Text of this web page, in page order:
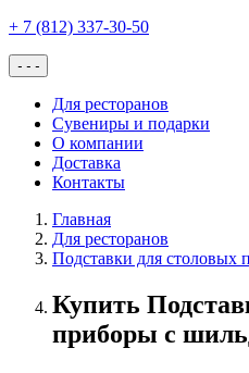
+ 7 (812) 337-30-50
- - -
Для ресторанов
Сувениры и подарки
О компании
Доставка
Контакты
Главная
Для ресторанов
Подставки для столовых
Купить
приборы с